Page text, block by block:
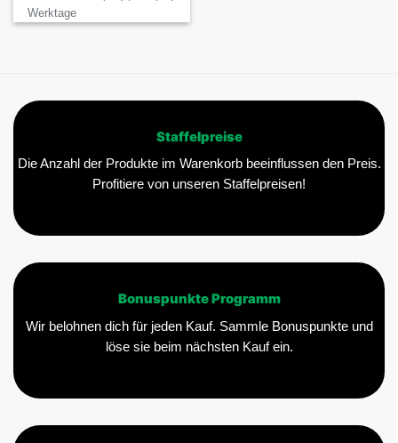
Varianten
auf.
auf
werden
Werktage
Staffelpreise
Die Anzahl der Produkte im Warenkorb beeinflussen den Preis.
Profitiere von unseren Staffelpreisen!
Bonuspunkte Programm
Wir belohnen dich für jeden Kauf. Sammle Bonuspunkte und
löse sie beim nächsten Kauf ein.